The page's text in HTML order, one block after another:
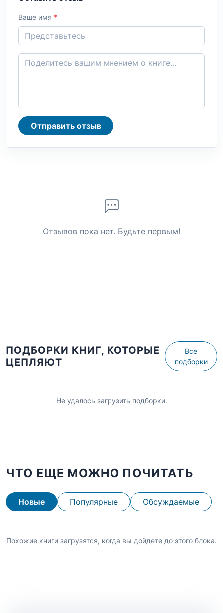
Ваше имя *
Отправить отзыв
Отзывов пока нет. Будьте первым!
ПОДБОРКИ КНИГ, КОТОРЫЕ
ЦЕПЛЯЮТ
Все
подборки
Не удалось загрузить подборки.
ЧТО ЕЩЕ МОЖНО ПОЧИТАТЬ
Новые Популярные Обсуждаемые
Похожие книги загрузятся, когда вы дойдете до этого блока.